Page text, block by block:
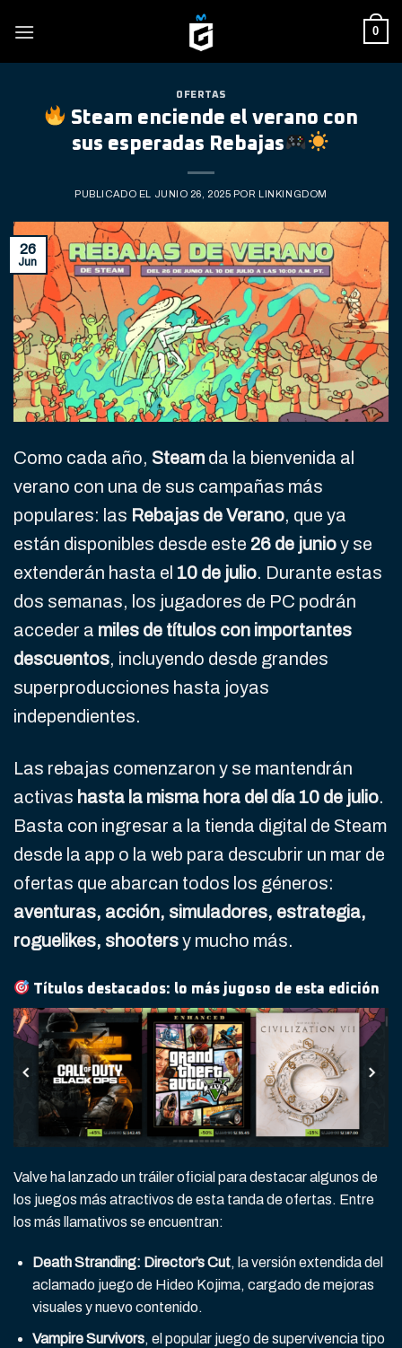
0
OFERTAS
Steam enciende el verano con
sus esperadas Rebajas
PUBLICADO EL JUNIO 26, 2025 POR LINKINGDOM
26
Jun
Como cada año, Steam da la bienvenida al
verano con una de sus campañas más
populares: las Rebajas de Verano, que ya
están disponibles desde este 26 de junioy se
extenderán hasta el 10 de julio. Durante estas
dos semanas, los jugadores de PC podrán
acceder a miles de títulos con importantes
descuentos, incluyendo desde grandes
superproducciones hasta joyas
independientes.
Las rebajas comenzaron y se mantendrán
activas hasta la misma hora del día 10 de julio.
Basta con ingresar a la tienda digital de Steam
desde la app o la web para descubrir un mar de
ofertas que abarcan todos los géneros:
aventuras, acción, simuladores, estrategia,
roguelikes, shootersy mucho más.
Títulos destacados: lo más jugoso de esta edición
Valve ha lanzado un tráiler oficial para destacar algunos de
los juegos más atractivos de esta tanda de ofertas. Entre
los más llamativos se encuentran:
Death Stranding: Director’s Cut, la versión extendida del
aclamado juego de Hideo Kojima, cargado de mejoras
visuales y nuevo contenido.
Vampire Survivors, el popular juego de supervivencia tipo